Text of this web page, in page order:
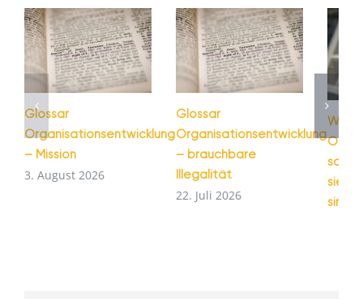
Glossar
Organisationsentwicklung
– Mission
3. August 2026
Glossar
Organisationsentwicklung
– brauchbare
Illegalität
22. Juli 2026
sie
sind